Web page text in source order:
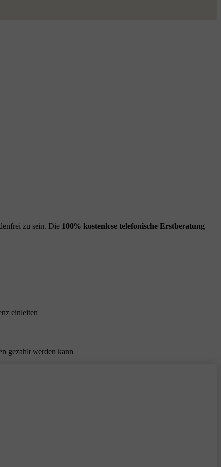
zu sein. Die 100% kostenlose telefonische Erstberatung
einleiten
gezahlt werden kann.